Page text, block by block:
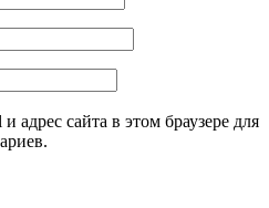
адрес сайта в этом браузере для